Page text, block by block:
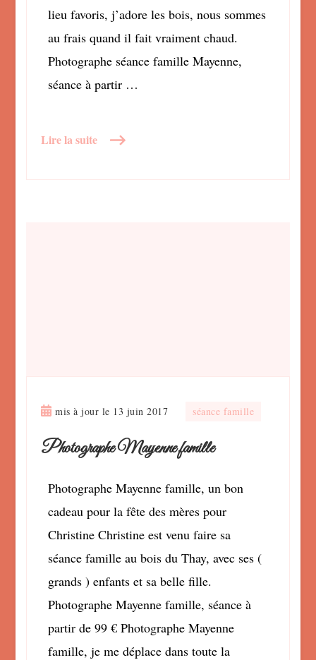
lieu favoris, j’adore les bois, nous sommes
au frais quand il fait vraiment chaud.
Photographe séance famille Mayenne,
séance à partir …
Lire la suite
mis à jour le 13 juin 2017 séance famille
Photographe Mayenne famille
Photographe Mayenne famille, un bon
cadeau pour la fête des mères pour
Christine Christine est venu faire sa
séance famille au bois du Thay, avec ses (
grands ) enfants et sa belle fille.
Photographe Mayenne famille, séance à
partir de 99 € Photographe Mayenne
famille, je me déplace dans toute la